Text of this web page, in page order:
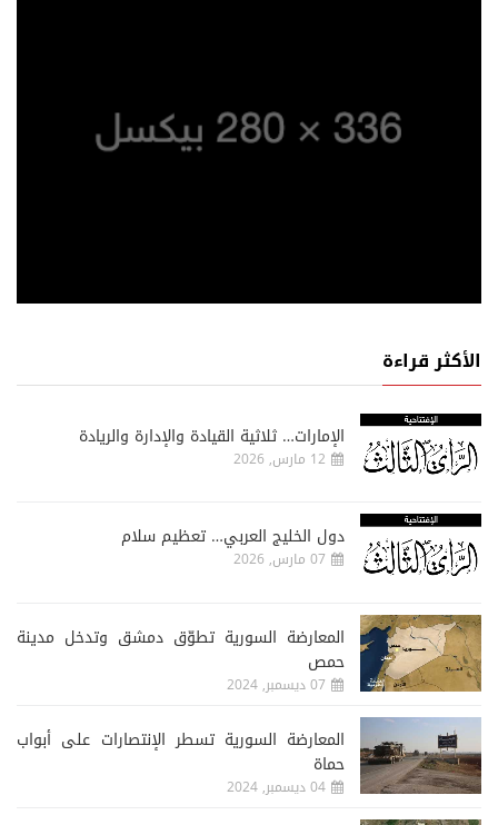
الأكثر قراءة
الإمارات… ثلاثية القيادة والإدارة والريادة
12 مارس, 2026
دول الخليج العربي… تعظيم سلام
07 مارس, 2026
المعارضة السورية تطوّق دمشق وتدخل مدينة
حمص
07 ديسمبر, 2024
المعارضة السورية تسطر الإنتصارات على أبواب
حماة
04 ديسمبر, 2024